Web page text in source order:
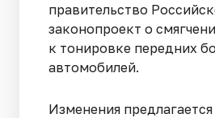
правительство
законопроект о
к тонировке передних
автомобилей.
Изменения